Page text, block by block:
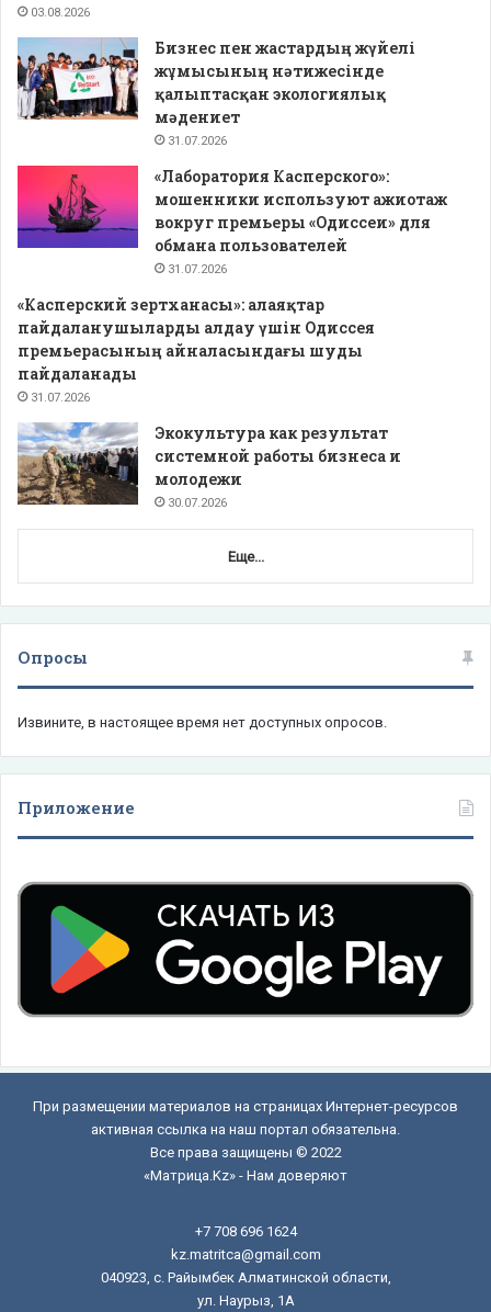
03.08.2026
Бизнес пен жастардың жүйелі
жұмысының нәтижесінде
қалыптасқан экологиялық
мәдениет
31.07.2026
«Лаборатория Касперского»:
мошенники используют ажиотаж
вокруг премьеры «Одиссеи» для
обмана пользователей
31.07.2026
«Касперский зертханасы»: алаяқтар
пайдаланушыларды алдау үшін Одиссея
премьерасының айналасындағы шуды
пайдаланады
31.07.2026
Экокультура как результат
системной работы бизнеса и
молодежи
30.07.2026
Еще...
Опросы
Извините, в настоящее время нет доступных опросов.
Приложение
При размещении материалов на страницах Интернет-ресурсов
активная ссылка на наш портал обязательна.
Все права защищены © 2022
«Матрица.Kz» - Нам доверяют
+7 708 696 1624
kz.matritca@gmail.com
040923, с. Райымбек Алматинской области,
ул. Наурыз, 1А